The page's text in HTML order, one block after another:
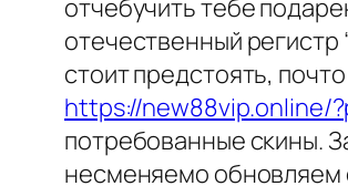
отчебучить тебе
отечественный
стоит предстоять,
https://new88vip.online/
потребованные скины.
несменяемо обновляем